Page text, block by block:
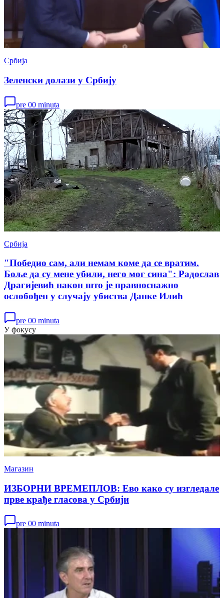
Србија
Зеленски долази у Србију
pre 00 minuta
Србија
"Победио сам, али немам коме да се вратим.
Боље да су мене убили, него мог сина": Радослав
Драгијевић након што је правноснажно
ослобођен у случају убиства Данке Илић
pre 00 minuta
У фокусу
Магазин
ИЗБОРНИ ВРЕМЕПЛОВ: Ево како су изгледале
прве крађе гласова у Србији
pre 00 minuta